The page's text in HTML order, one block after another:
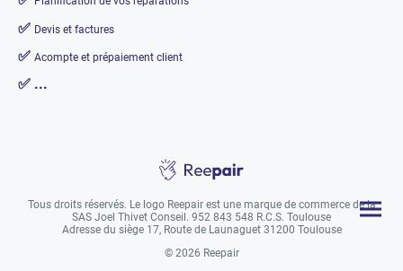
✅ Devis et factures
✅ Acompte et prépaiement client
✅ ...
Tous droits réservés. Le logo Reepair est une marque de commerce de la
SAS Joel Thivet Conseil. 952 843 548 R.C.S. Toulouse
Adresse du siège 17, Route de Launaguet 31200 Toulouse
© 2026 Reepair